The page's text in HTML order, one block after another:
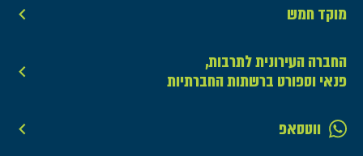
מוקד חמש
החברה העירונית לתרבות,
פנאי וספורט ברשתות החברתיות
ווטסאפ